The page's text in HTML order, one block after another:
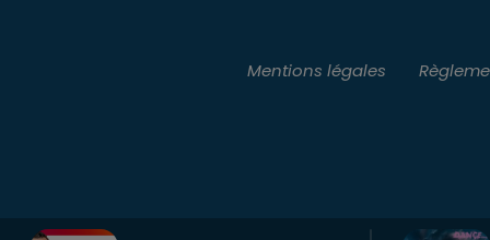
Mentions légales